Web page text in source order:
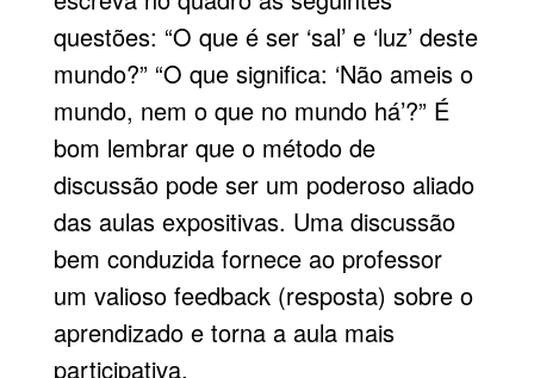
questões: “O que é ser ‘sal’ e ‘luz’ deste
mundo?” “O que significa: ‘Não ameis o
mundo, nem o que no mundo há’?” É
bom lembrar que o método de
discussão pode ser um poderoso aliado
das aulas expositivas. Uma discussão
bem conduzida fornece ao professor
um valioso feedback (resposta) sobre o
aprendizado e torna a aula mais
participativa.